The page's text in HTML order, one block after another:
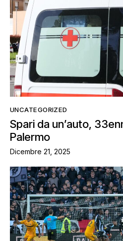
UNCATEGORIZED
Spari da un’auto,
Palermo
Dicembre 21, 2025